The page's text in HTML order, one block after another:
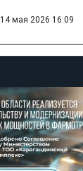
14 мая 2026 16:09